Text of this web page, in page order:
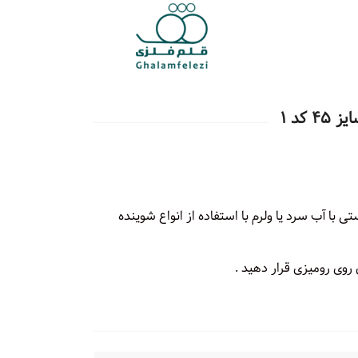
کد ۱
آب سرد یا ولرم با استفاده از انواع شوینده
رومیزی قرار دهید .